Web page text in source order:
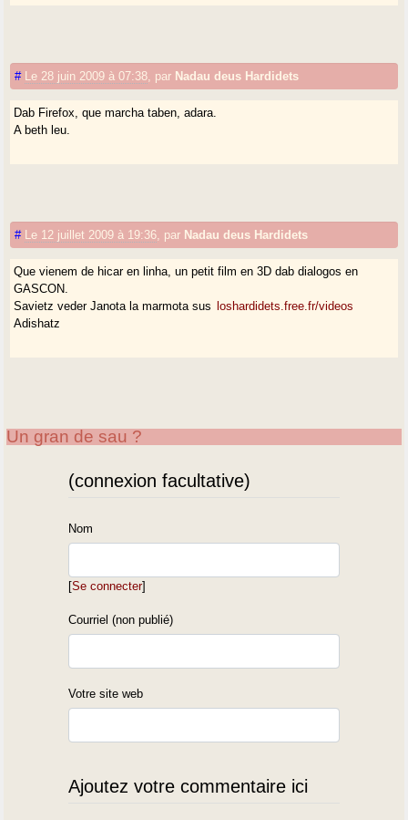
# Le 28 juin 2009 à 07:38 par Nadau deus Hardidets
Dab Firefox, que marcha taben, adara.
A beth leu.
# Le 12 juillet 2009 à 19:36 par Nadau deus Hardidets
Que vienem de hicar en linha, un petit film en 3D dab dialogos en
GASCON.
Savietz veder Janota la marmota sus
loshardidets.free.fr/videos
Adishatz
Un gran de sau ?
(connexion facultative)
Nom
[Se connecter]
Courriel (non publié)
Votre site web
Ajoutez votre commentaire ici